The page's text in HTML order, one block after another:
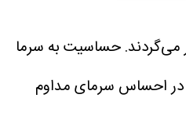
می‌گردند. حساسیت به سرما
در احساس سرمای مداوم